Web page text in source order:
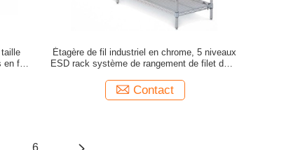
en fil
Étagère de fil industriel en chrome, 5 niveaux
ESD rack système de rangement de filet de fil
Contact
6